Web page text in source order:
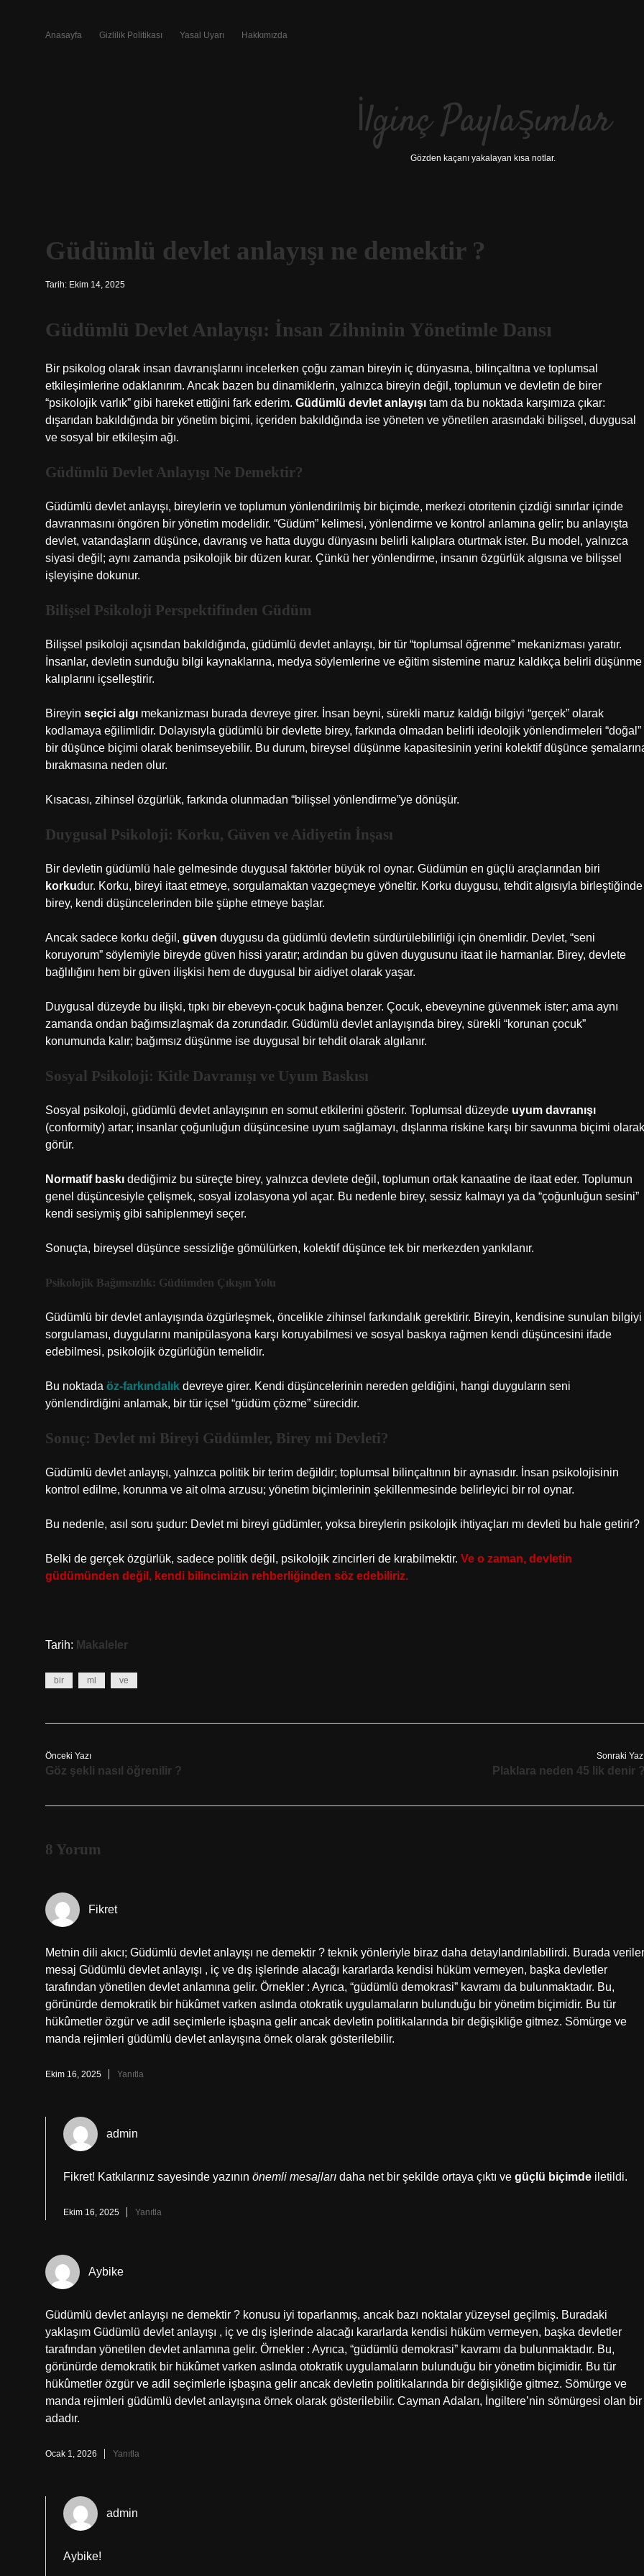
Anasayfa Gizlilik Politikası Yasal Uyarı Hakkımızda
İlginç Paylaşımlar
Gözden kaçanı yakalayan kısa notlar.
Güdümlü devlet anlayışı ne demektir ?
Tarih: Ekim 14, 2025
Güdümlü Devlet Anlayışı: İnsan Zihninin Yönetimle Dansı
Bir psikolog olarak insan davranışlarını incelerken çoğu zaman bireyin iç dünyasına, bilinçaltına ve toplumsal
etkileşimlerine odaklanırım. Ancak bazen bu dinamiklerin, yalnızca bireyin değil, toplumun ve devletin de birer
“psikolojik varlık” gibi hareket ettiğini fark ederim. Güdümlü devlet anlayışı tam da bu noktada karşımıza çıkar:
dışarıdan bakıldığında bir yönetim biçimi, içeriden bakıldığında ise yöneten ve yönetilen arasındaki bilişsel, duygusal
ve sosyal bir etkileşim ağı.
Güdümlü Devlet Anlayışı Ne Demektir?
Güdümlü devlet anlayışı, bireylerin ve toplumun yönlendirilmiş bir biçimde, merkezi otoritenin çizdiği sınırlar içinde
davranmasını öngören bir yönetim modelidir. “Güdüm” kelimesi, yönlendirme ve kontrol anlamına gelir; bu anlayışta
devlet, vatandaşların düşünce, davranış ve hatta duygu dünyasını belirli kalıplara oturtmak ister. Bu model, yalnızca
siyasi değil; aynı zamanda psikolojik bir düzen kurar. Çünkü her yönlendirme, insanın özgürlük algısına ve bilişsel
işleyişine dokunur.
Bilişsel Psikoloji Perspektifinden Güdüm
Bilişsel psikoloji açısından bakıldığında, güdümlü devlet anlayışı, bir tür “toplumsal öğrenme” mekanizması yaratır.
İnsanlar, devletin sunduğu bilgi kaynaklarına, medya söylemlerine ve eğitim sistemine maruz kaldıkça belirli düşünme
kalıplarını içselleştirir.
Bireyin seçici algı mekanizması burada devreye girer. İnsan beyni, sürekli maruz kaldığı bilgiyi “gerçek” olarak
kodlamaya eğilimlidir. Dolayısıyla güdümlü bir devlette birey, farkında olmadan belirli ideolojik yönlendirmeleri “doğal”
bir düşünce biçimi olarak benimseyebilir. Bu durum, bireysel düşünme kapasitesinin yerini kolektif düşünce
bırakmasına neden olur.
Kısacası, zihinsel özgürlük, farkında olunmadan “bilişsel yönlendirme”ye dönüşür.
Duygusal Psikoloji: Korku, Güven ve Aidiyetin İnşası
Bir devletin güdümlü hale gelmesinde duygusal faktörler büyük rol oynar. Güdümün en güçlü araçlarından biri
korkudur. Korku, bireyi itaat etmeye, sorgulamaktan vazgeçmeye yöneltir. Korku duygusu, tehdit algısıyla birleştiğinde
birey, kendi düşüncelerinden bile şüphe etmeye başlar.
Ancak sadece korku değil, güven duygusu da güdümlü devletin sürdürülebilirliği için önemlidir. Devlet, “seni
koruyorum” söylemiyle bireyde güven hissi yaratır; ardından bu güven duygusunu itaat ile harmanlar. Birey, devlete
bağlılığını hem bir güven ilişkisi hem de duygusal bir aidiyet olarak yaşar.
Duygusal düzeyde bu ilişki, tıpkı bir ebeveyn-çocuk bağına benzer. Çocuk, ebeveynine güvenmek ister; ama aynı
zamanda ondan bağımsızlaşmak da zorundadır. Güdümlü devlet anlayışında birey, sürekli “korunan çocuk”
konumunda kalır; bağımsız düşünme ise duygusal bir tehdit olarak algılanır.
Sosyal Psikoloji: Kitle Davranışı ve Uyum Baskısı
Sosyal psikoloji, güdümlü devlet anlayışının en somut etkilerini gösterir. Toplumsal düzeyde uyum davranışı
(conformity) artar; insanlar çoğunluğun düşüncesine uyum sağlamayı, dışlanma riskine karşı bir savunma biçimi olarak
görür.
Normatif baskı dediğimiz bu süreçte birey, yalnızca devlete değil, toplumun ortak kanaatine de itaat eder. Toplumun
genel düşüncesiyle çelişmek, sosyal izolasyona yol açar. Bu nedenle birey, sessiz kalmayı ya da “çoğunluğun sesini”
kendi sesiymiş gibi sahiplenmeyi seçer.
Sonuçta, bireysel düşünce sessizliğe gömülürken, kolektif düşünce tek bir merkezden yankılanır.
Psikolojik Bağımsızlık: Güdümden Çıkışın Yolu
Güdümlü bir devlet anlayışında özgürleşmek, öncelikle zihinsel farkındalık gerektirir. Bireyin, kendisine sunulan bilgiyi
sorgulaması, duygularını manipülasyona karşı koruyabilmesi ve sosyal baskıya rağmen kendi düşüncesini ifade
edebilmesi, psikolojik özgürlüğün temelidir.
Bu noktada öz-farkındalık devreye girer. Kendi düşüncelerinin nereden geldiğini, hangi duyguların seni
yönlendirdiğini anlamak, bir tür içsel “güdüm çözme” sürecidir.
Sonuç: Devlet mi Bireyi Güdümler, Birey mi Devleti?
Güdümlü devlet anlayışı, yalnızca politik bir terim değildir; toplumsal bilinçaltının bir aynasıdır. İnsan psikolojisinin
kontrol edilme, korunma ve ait olma arzusu; yönetim biçimlerinin şekillenmesinde belirleyici bir rol oynar.
Bu nedenle, asıl soru şudur: Devlet mi bireyi güdümler, yoksa bireylerin psikolojik ihtiyaçları mı devleti bu hale getirir?
Belki de gerçek özgürlük, sadece politik değil, psikolojik zincirleri de kırabilmektir. Ve o zaman, devletin
güdümünden değil, kendi bilincimizin rehberliğinden söz edebiliriz.
Tarih: Makaleler
bir ml ve
Önceki Yazı
Göz şekli nasıl öğrenilir ?
Sonraki
Plaklara neden 45 lik denir
8 Yorum
Fikret
Metnin dili akıcı; Güdümlü devlet anlayışı ne demektir ? teknik yönleriyle biraz daha detaylandırılabilirdi. Burada
mesaj Güdümlü devlet anlayışı , iç ve dış işlerinde alacağı kararlarda kendisi hüküm vermeyen, başka devletler
tarafından yönetilen devlet anlamına gelir. Örnekler : Ayrıca, “güdümlü demokrasi” kavramı da bulunmaktadır. Bu,
görünürde demokratik bir hükûmet varken aslında otokratik uygulamaların bulunduğu bir yönetim biçimidir. Bu tür
hükûmetler özgür ve adil seçimlerle işbaşına gelir ancak devletin politikalarında bir değişikliğe gitmez. Sömürge ve
manda rejimleri güdümlü devlet anlayışına örnek olarak gösterilebilir.
Ekim 16, 2025 Yanıtla
admin
Fikret! Katkılarınız sayesinde yazının önemli mesajları daha net bir şekilde ortaya çıktı ve güçlü biçimde iletildi.
Ekim 16, 2025 Yanıtla
Aybike
Güdümlü devlet anlayışı ne demektir ? konusu iyi toparlanmış, ancak bazı noktalar yüzeysel geçilmiş. Buradaki
yaklaşım Güdümlü devlet anlayışı , iç ve dış işlerinde alacağı kararlarda kendisi hüküm vermeyen, başka devletler
tarafından yönetilen devlet anlamına gelir. Örnekler : Ayrıca, “güdümlü demokrasi” kavramı da bulunmaktadır. Bu,
görünürde demokratik bir hükûmet varken aslında otokratik uygulamaların bulunduğu bir yönetim biçimidir. Bu tür
hükûmetler özgür ve adil seçimlerle işbaşına gelir ancak devletin politikalarında bir değişikliğe gitmez. Sömürge ve
manda rejimleri güdümlü devlet anlayışına örnek olarak gösterilebilir. Cayman Adaları, İngiltere’nin sömürgesi olan bir
adadır.
Ocak 1, 2026 Yanıtla
admin
Aybike!